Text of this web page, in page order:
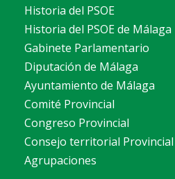
Historia del PSOE
Historia del PSOE de Málaga
Gabinete Parlamentario
Diputación de Málaga
Ayuntamiento de Málaga
Comité Provincial
Congreso Provincial
Consejo territorial Provincial
Agrupaciones